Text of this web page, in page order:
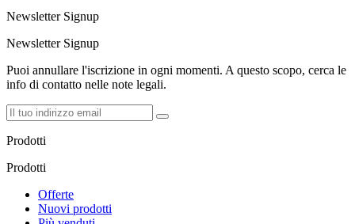
Newsletter Signup
Newsletter Signup
Puoi annullare l'iscrizione in ogni momenti. A questo scopo, cerca le
info di contatto nelle note legali.
Prodotti
Prodotti
Offerte
Nuovi prodotti